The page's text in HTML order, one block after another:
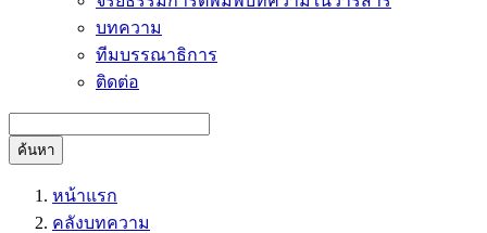
บทความ
ทีมบรรณาธิการ
ติดต่อ
ค้นหา
หน้าแรก
คลังบทความ